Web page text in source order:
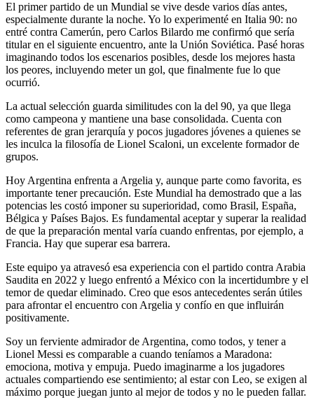
El primer partido de un Mundial se vive desde varios días antes,
especialmente durante la noche. Yo lo experimenté en Italia 90: no
entré contra Camerún, pero Carlos Bilardo me confirmó que sería
titular en el siguiente encuentro, ante la Unión Soviética. Pasé horas
imaginando todos los escenarios posibles, desde los mejores hasta
los peores, incluyendo meter un gol, que finalmente fue lo que
ocurrió.
La actual selección guarda similitudes con la del 90, ya que llega
como campeona y mantiene una base consolidada. Cuenta con
referentes de gran jerarquía y pocos jugadores jóvenes a quienes se
les inculca la filosofía de Lionel Scaloni, un excelente formador de
grupos.
Hoy Argentina enfrenta a Argelia y, aunque parte como favorita, es
importante tener precaución. Este Mundial ha demostrado que a las
potencias les costó imponer su superioridad, como Brasil, España,
Bélgica y Países Bajos. Es fundamental aceptar y superar la realidad
de que la preparación mental varía cuando enfrentas, por ejemplo, a
Francia. Hay que superar esa barrera.
Este equipo ya atravesó esa experiencia con el partido contra Arabia
Saudita en 2022 y luego enfrentó a México con la incertidumbre y el
temor de quedar eliminado. Creo que esos antecedentes serán útiles
para afrontar el encuentro con Argelia y confío en que influirán
positivamente.
Soy un ferviente admirador de Argentina, como todos, y tener a
Lionel Messi es comparable a cuando teníamos a Maradona:
emociona, motiva y empuja. Puedo imaginarme a los jugadores
actuales compartiendo ese sentimiento; al estar con Leo, se exigen al
máximo porque juegan junto al mejor de todos y no le pueden fallar.